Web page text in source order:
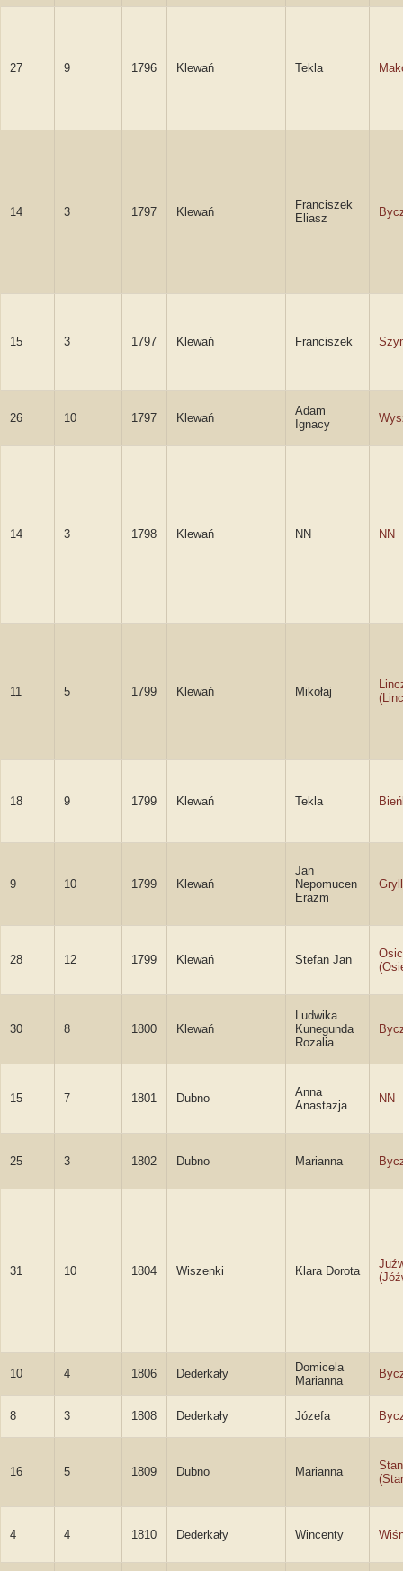
27 9 1796 Klewań Tekla
14 3 1797 Klewań
Franciszek
Eliasz
15 3 1797 Klewań Franciszek
26 10 1797 Klewań
Adam
Ignacy
14 3 1798 Klewań NN NN
11 5 1799 Klewań Mikołaj
18 9 1799 Klewań Tekla
9 10 1799 Klewań
Jan
Nepomucen
Erazm
28 12 1799 Klewań Stefan Jan
30 8 1800 Klewań
Ludwika
Kunegunda
Rozalia
15 7 1801 Dubno
Anna
Anastazja
NN
25 3 1802 Dubno Marianna
31 10 1804 Wiszenki Klara Dorota
10 4 1806 Dederkały
Domicela
Marianna
8 3 1808 Dederkały Józefa
16 5 1809 Dubno Marianna
4 4 1810 Dederkały Wincenty